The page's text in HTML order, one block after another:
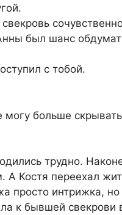
был шанс
с тобой.
больше
трудно.
А Костя переехал
просто интрижка, но
к бывшей свекрови